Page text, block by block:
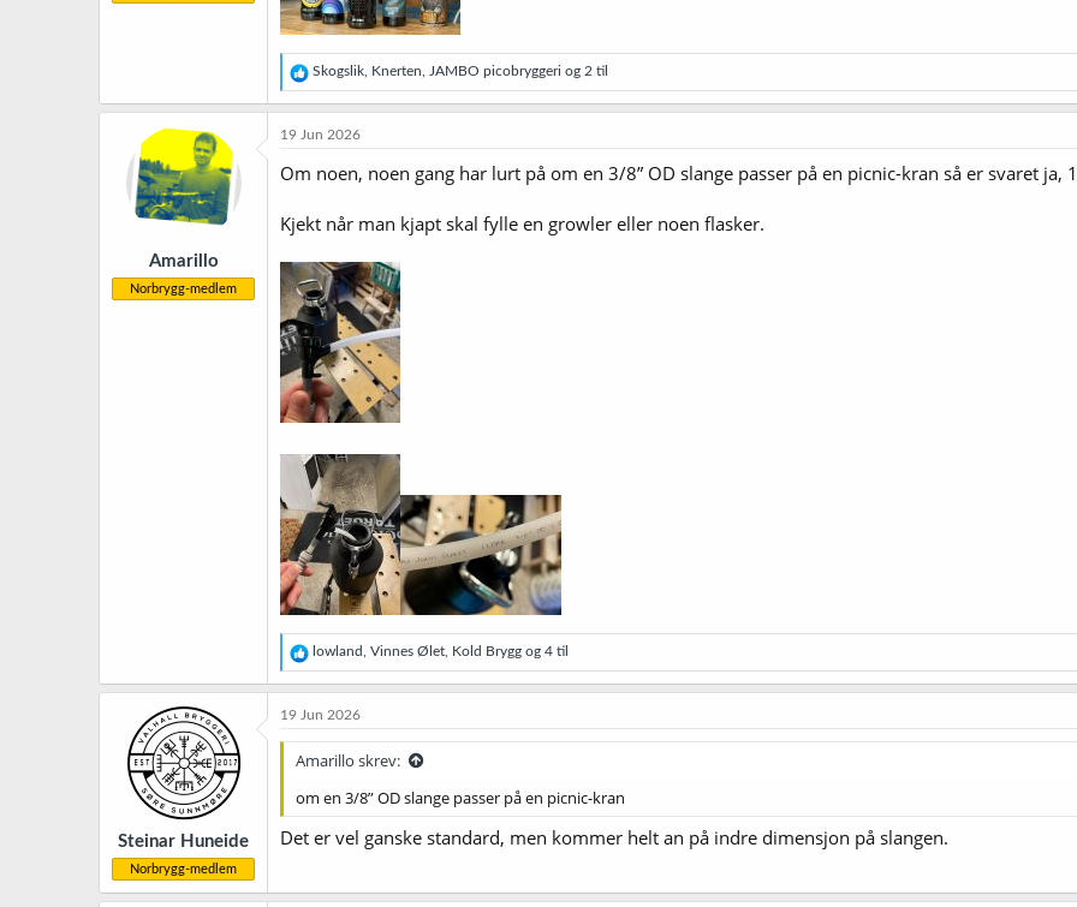
R
e
a
o
e
:
Skogslik Knerten JAMBO picobryggeri og 2 til
Amarillo
Norbrygg-medlem
19 Jun 2026
Om noen, noen gang har lurt på om en 3/8” OD slange passer på en picnic-kran så er svaret ja,
Kjekt når man kjapt skal fylle en growler eller noen flasker.
R
e
a
j
o
e
:
lowland Vinnes Ølet Kold Brygg og 4 til
Steinar Huneide
Norbrygg-medlem
19 Jun 2026
Amarillo skrev:
om en 3/8” OD slange passer på en picnic-kran
Det er vel ganske standard, men kommer helt an på indre dimensjon på slangen.